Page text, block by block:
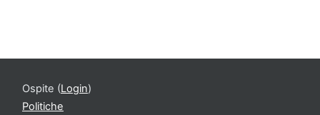
Ospite (Login)
Politiche